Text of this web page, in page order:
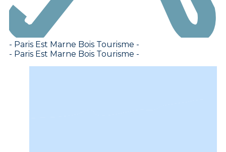
- Paris Est Marne Bois Tourisme -
- Paris Est Marne Bois Tourisme -